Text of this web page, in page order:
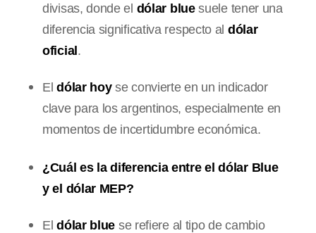
divisas, donde el dólar bluesuele tener una
diferencia significativa respecto al dólar
oficial.
Eldólar hoyse convierte en un indicador
clave para los argentinos, especialmente en
momentos de incertidumbre económica.
¿Cuál es la diferencia entre el dólar Blue
y el dólar MEP?
Eldólar blue se refiere al tipo de cambio